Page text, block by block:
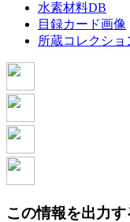
水素材料DB
目録カード画像
所蔵コレクショ
この情報を出力す